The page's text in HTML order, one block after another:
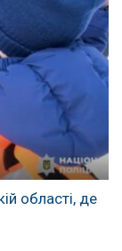
області, де